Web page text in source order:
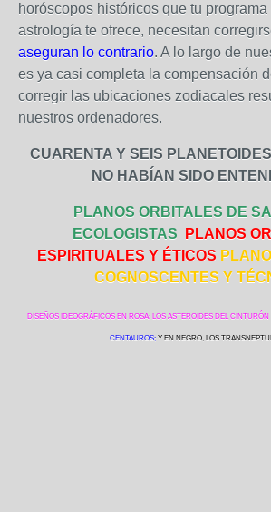
horóscopos históricos que tu
astrología te ofrece, necesitan
aseguran lo contrario. A lo largo de
es ya casi completa la compensación
corregir las ubicaciones zodiacales
nuestros ordenadores.
CUARENTA Y SEIS
NO HABÍAN SIDO
PLANOS ORBITALES DE
ECOLOGISTAS
PLANOS
ESPIRITUALES Y ÉTICOS
COGNOSCENTES Y
DISEÑOS IDEOGRÁFICOS EN ROSA: LOS ASTEROIDES DEL
CENTAUROS; Y EN NEGRO, LOS